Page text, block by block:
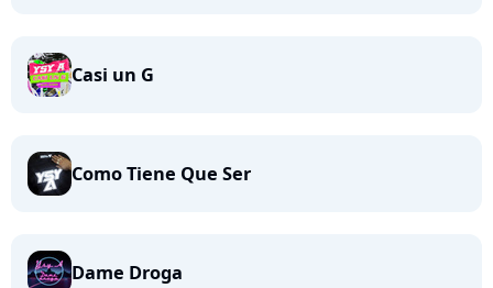
Casi un G
Como Tiene Que Ser
Dame Droga